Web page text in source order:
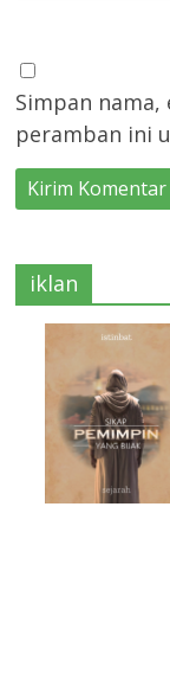
Simpan nama,
peramban ini
iklan